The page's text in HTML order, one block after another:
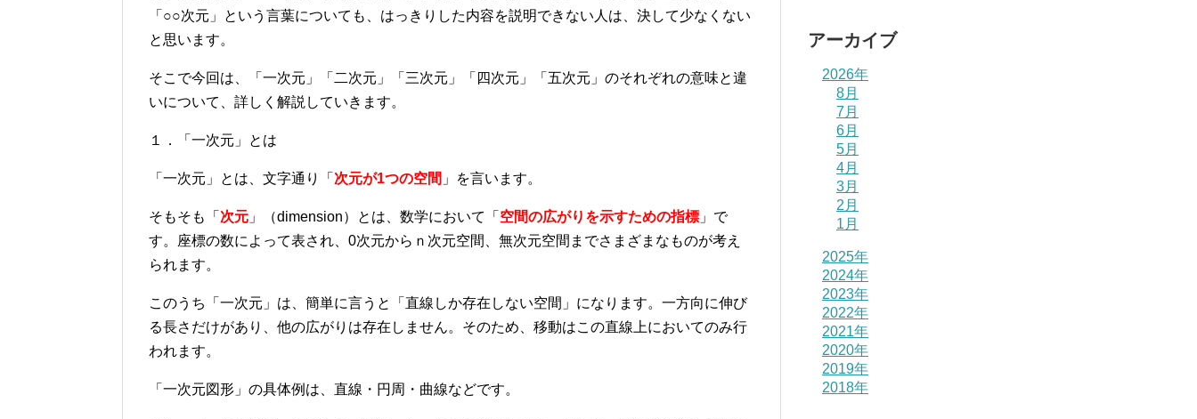
「○○次元」という言葉についても、はっきりした内容を説明できない人は、決して少なくない
と思います。
そこで今回は、「一次元」「二次元」「三次元」「四次元」「五次元」のそれぞれの意味と違
いについて、詳しく解説していきます。
１．「一次元」とは
「一次元」とは、文字通り「 次元が1つの空間 」を言います。
そもそも「 次元 」（dimension）とは、数学において「 空間の広がりを示すための指標 」で
す。座標の数によって表され、0次元からｎ次元空間、無次元空間までさまざまなものが考え
られます。
このうち「一次元」は、簡単に言うと「直線しか存在しない空間」になります。一方向に伸び
る長さだけがあり、他の広がりは存在しません。そのため、移動はこの直線上においてのみ行
われます。
「一次元図形」の具体例は、直線・円周・曲線などです。
アーカイブ
2026年
8月
7月
6月
5月
4月
3月
2月
1月
2025年
2024年
2023年
2022年
2021年
2020年
2019年
2018年